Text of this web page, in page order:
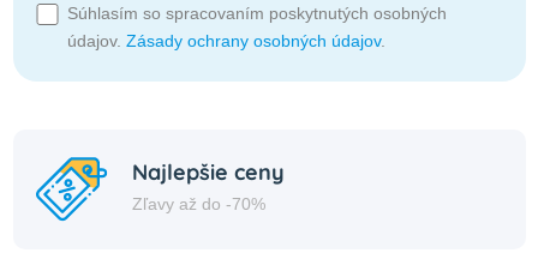
Súhlasím so spracovaním poskytnutých osobných
údajov. Zásady ochrany osobných údajov.
Najlepšie ceny
Zľavy až do -70%